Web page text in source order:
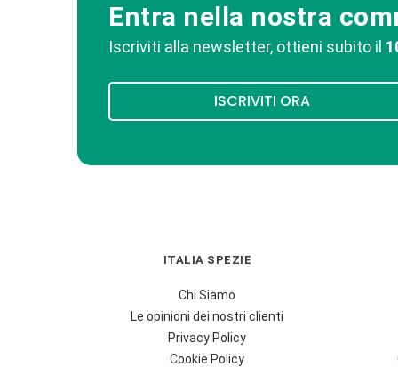
Entra nella nostra
Iscriviti alla newsletter, ottieni subito il
ISCRIVITI ORA
ITALIA SPEZIE
Chi Siamo
Le opinioni dei nostri clienti
Privacy Policy
Cookie Policy